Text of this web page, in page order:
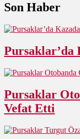
Son Haber
Pursaklar’da
Pursaklar
Vefat Etti